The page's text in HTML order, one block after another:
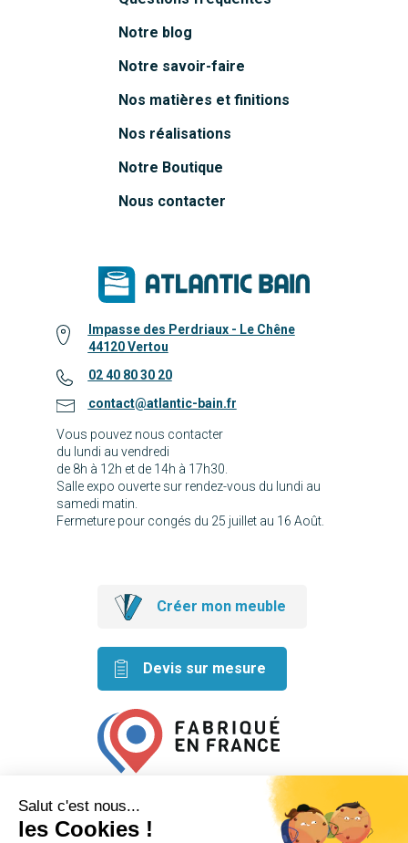
Notre blog
Notre savoir-faire
Nos matières et finitions
Nos réalisations
Notre Boutique
Nous contacter
Impasse des Perdriaux - Le Chêne
44120 Vertou
02 40 80 30 20
contact@atlantic-bain.fr
Vous pouvez nous contacter
du lundi au vendredi
de 8h à 12h et de 14h à 17h30.
Salle expo ouverte sur rendez-vous du lundi au
samedi matin.
Fermeture pour congés du 25 juillet au 16 Août.
Créer mon meuble
Devis sur mesure
Retrouvez nos idées créatives
sur les réseaux